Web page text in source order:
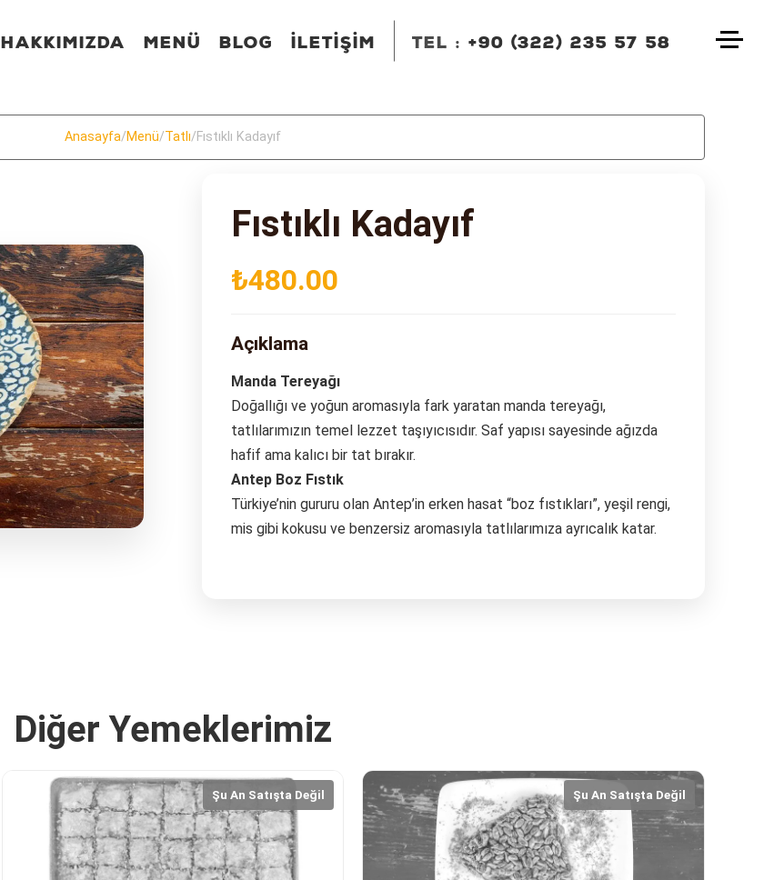
HAKKIMIZDA MENÜ BLOG İLETİŞİM TEL : +90 (322) 235 57 58
+90 (322) 235 57 58
ADRES
Anasayfa/Menü/Tatlı/Fıstıklı Kadayıf
Fıstıklı Kadayıf
₺480.00
Açıklama
Manda Tereyağı
Doğallığı ve yoğun aromasıyla fark yaratan manda tereyağı,
tatlılarımızın temel lezzet taşıyıcısıdır. Saf yapısı sayesinde ağızda
hafif ama kalıcı bir tat bırakır.
Antep Boz Fıstık
Türkiye’nin gururu olan Antep’in erken hasat “boz fıstıkları”, yeşil rengi,
mis gibi kokusu ve benzersiz aromasıyla tatlılarımıza ayrıcalık katar.
Diğer Yemeklerimiz
Şu An Satışta Değil Şu An Satışta Değil